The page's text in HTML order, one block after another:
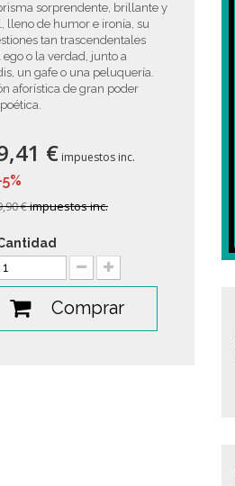
sorprendente, brillante y
lleno de humor e ironía, su
tan trascendentales
o la verdad, junto a
un gafe o una peluquería.
aforística de gran poder
€ impuestos inc.
€impuestos inc.
Comprar